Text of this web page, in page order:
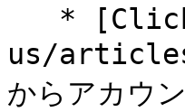
us/articles/
からアカウ